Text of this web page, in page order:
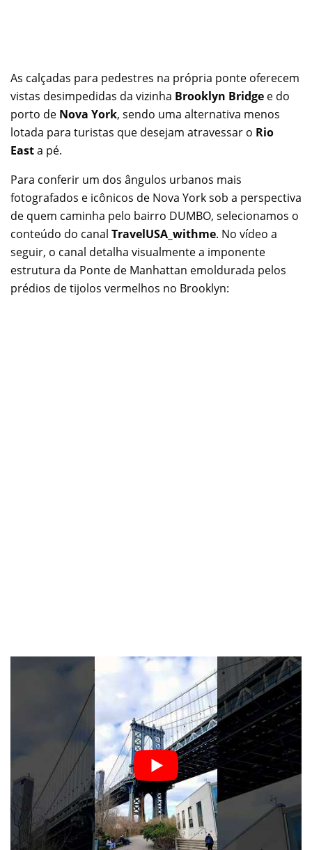
As calçadas para pedestres na própria ponte oferecem
vistas desimpedidas da vizinha Brooklyn Bridge e do
porto de Nova York, sendo uma alternativa menos
lotada para turistas que desejam atravessar o Rio
Easta pé.
Para conferir um dos ângulos urbanos mais
fotografados e icônicos de Nova York sob a perspectiva
de quem caminha pelo bairro DUMBO, selecionamos o
conteúdo do canal TravelUSA_withme. No vídeo a
seguir, o canal detalha visualmente a imponente
estrutura da Ponte de Manhattan emoldurada pelos
prédios de tijolos vermelhos no Brooklyn: